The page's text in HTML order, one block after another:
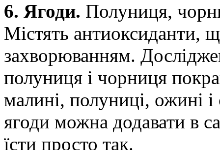
6. Ягоди. Полуниця,
Містять антиоксиданти,
захворюванням.
полуниця і чорниця
малині, полуниці, ожині
ягоди можна додавати в
їсти просто так.